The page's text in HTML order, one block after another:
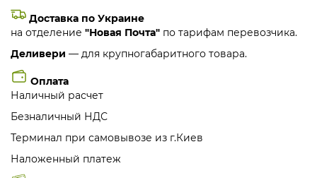
Доставка по Украине
на отделение "Новая Почта" по тарифам перевозчика.
Деливери — для крупногабаритного товара.
Оплата
Наличный расчет
Безналичный НДС
Терминал при самовывозе из г.Киев
Наложенный платеж